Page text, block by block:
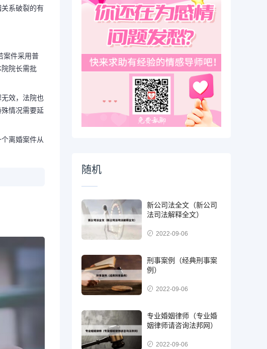
系破裂的有
案件采用普
院长需批
效，法院也
情况需要延
离婚案件从
随机
新公司法全文（新公司
法司法解释全文）
2022-09-06
刑事案例（经典刑事案
例）
2022-09-06
专业婚姻律师（专业婚
姻律师请咨询法邦网）
2022-09-06